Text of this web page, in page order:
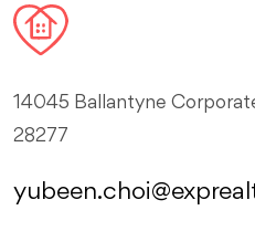
14045 Ballantyne
28277